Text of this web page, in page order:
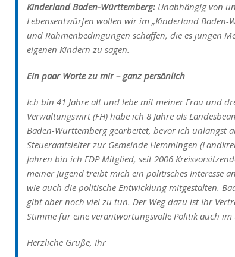
Kinderland Baden-Württemberg: Unabhängig von
Lebensentwürfen wollen wir im „Kinderland Baden-
und Rahmenbedingungen schaffen, die es jungen
eigenen Kindern zu sagen.
Ein paar Worte zu mir – ganz persönlich
Ich bin 41 Jahre alt und lebe mit meiner Frau und
Verwaltungswirt (FH) habe ich 8 Jahre als
Baden-Württemberg gearbeitet, bevor ich unlängst
Steueramtsleiter zur Gemeinde Hemmingen
Jahren bin ich FDP Mitglied, seit 2006
meiner Jugend treibt mich ein politisches Interesse
wie auch die politische Entwicklung mitgestalten.
gibt aber noch viel zu tun. Der Weg dazu ist Ihr
Stimme für eine verantwortungsvolle Politik auch
Herzliche Grüße, Ihr